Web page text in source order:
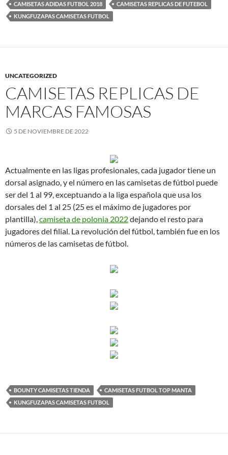
CAMISETAS ADIDAS FUTBOL 2018
CAMISETAS REPLICAS DE FUTEBOL
KUNGFUZAPAS CAMISETAS FUTBOL
UNCATEGORIZED
CAMISETAS REPLICAS DE
MARCAS FAMOSAS
5 DE NOVIEMBRE DE 2022
Actualmente en las ligas profesionales, cada jugador tiene un
dorsal asignado, y el número en las camisetas de fútbol puede
ser del 1 al 99, exceptuando a la liga española que usa los
dorsales del 1 al 25 (25 es el máximo de jugadores por
plantilla),camiseta de polonia 2022dejando el resto para
jugadores del filial. La revolución del fútbol, también fue en los
números de las camisetas de fútbol.
BOUNTY CAMISETAS TIENDA
CAMISETAS FUTBOL TOP MANTA
KUNGFUZAPAS CAMISETAS FUTBOL